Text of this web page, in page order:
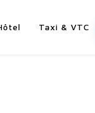
Taxi & VTC